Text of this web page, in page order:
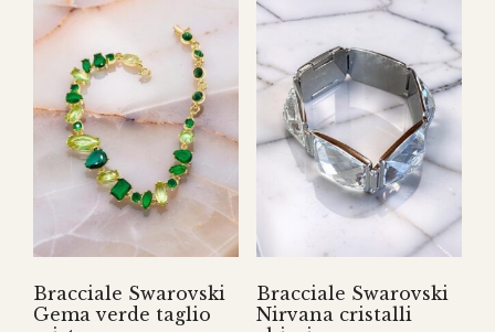
Bracciale Swarovski
Gema verde taglio
Bracciale Swarovski
Nirvana cristalli